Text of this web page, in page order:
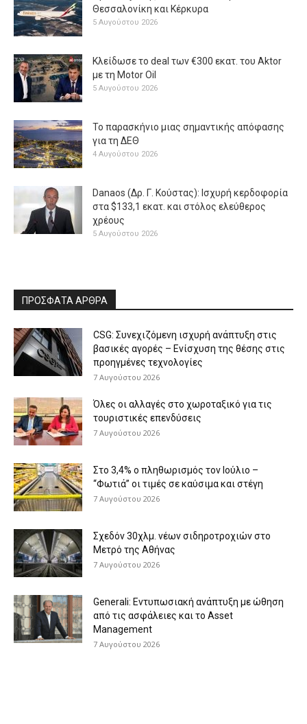
Θεσσαλονίκη και Κέρκυρα
5 Αυγούστου 2026
Κλείδωσε το deal των €300 εκατ. του Aktor
με τη Μotor Oil
5 Αυγούστου 2026
Το παρασκήνιο μιας σημαντικής απόφασης
για τη ΔΕΘ
4 Αυγούστου 2026
Danaos (Δρ. Γ. Κούστας): Ισχυρή κερδοφορία
στα $133,1 εκατ. και στόλος ελεύθερος
χρέους
5 Αυγούστου 2026
ΠΡΟΣΦΑΤΑ ΑΡΘΡΑ
CSG: Συνεχιζόμενη ισχυρή ανάπτυξη στις
βασικές αγορές – Ενίσχυση της θέσης στις
προηγμένες τεχνολογίες
7 Αυγούστου 2026
Όλες οι αλλαγές στο χωροταξικό για τις
τουριστικές επενδύσεις
7 Αυγούστου 2026
Στο 3,4% ο πληθωρισμός τον Ιούλιο –
“Φωτιά” οι τιμές σε καύσιμα και στέγη
7 Αυγούστου 2026
Σχεδόν 30χλμ. νέων σιδηροτροχιών στο
Μετρό της Αθήνας
7 Αυγούστου 2026
Generali: Eντυπωσιακή ανάπτυξη με ώθηση
από τις ασφάλειες και το Asset
Management
7 Αυγούστου 2026